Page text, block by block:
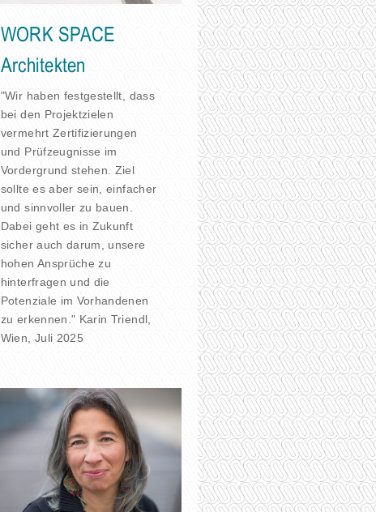
WORK SPACE
Architekten
"Wir haben festgestellt, dass
bei den Projektzielen
vermehrt Zertifizierungen
und Prüfzeugnisse im
Vordergrund stehen. Ziel
sollte es aber sein, einfacher
und sinnvoller zu bauen.
Dabei geht es in Zukunft
sicher auch darum, unsere
hohen Ansprüche zu
hinterfragen und die
Potenziale im Vorhandenen
zu erkennen." Karin Triendl,
Wien, Juli 2025